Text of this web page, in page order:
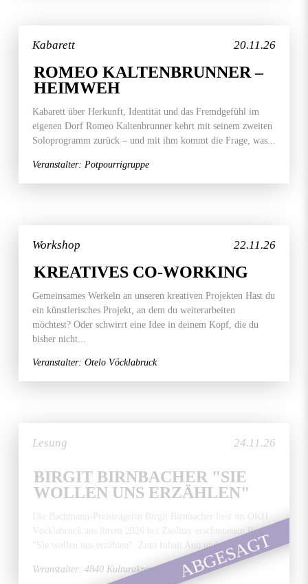
20.11.26
Kabarett
ROMEO KALTENBRUNNER –
HEIMWEH
Kabarett über Herkunft, Identität und das Fremdgefühl im
eigenen Dorf Romeo Kaltenbrunner kehrt mit seinem zweiten
Soloprogramm zurück – und mit ihm kommt die Frage, was...
Veranstalter: Potpourrigruppe
22.11.26
Workshop
KREATIVES CO-WORKING
Gemeinsames Werkeln an unseren kreativen Projekten Hast du
ein künstlerisches Projekt, an dem du weiterarbeiten
möchtest? Oder schwirrt eine Idee in deinem Kopf, die du
bisher nicht...
Veranstalter: Otelo Vöcklabruck
ABGESAGT
24.11.26
Lesung
BIRGIT BIRNBACHER "SIE
WOLLEN UNS ERZÄHLEN"
Die Bachmann-Preisträgerin Birgit Birnbacher liest im OKH
Vöcklabruck aus ihrem 2026 bei Zsolnay erschienenen Roman
"Sie wollen uns erzählen". Zum Inhalt Ann und ihr...
Veranstalter: 4840 Kulturakzente